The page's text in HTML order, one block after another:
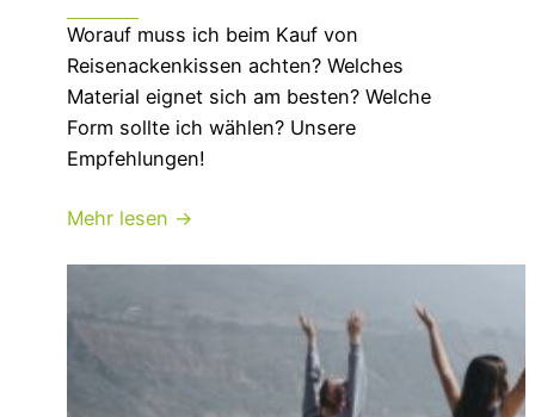
Worauf muss ich beim Kauf von
Reisenackenkissen achten? Welches
Material eignet sich am besten? Welche
Form sollte ich wählen? Unsere
Empfehlungen!
Mehr lesen →